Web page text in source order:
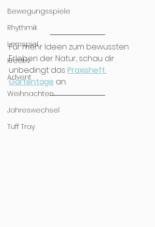
Bewegungsspiele
Rhythmik
Lernspiel
Kreativ
Advent
Weihnachten
Jahreswechsel
Tuff Tray
Für mehr Ideen zum bewussten
Erleben der Natur, schau dir
unbedingt das Praxisheft
Gartentage an.